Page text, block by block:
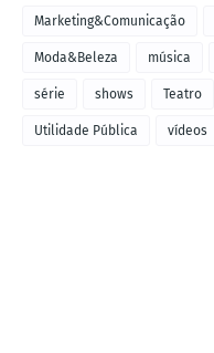
Marketing&Comunicação
Moda&Beleza música
série shows Teatro
Utilidade Pública vídeos